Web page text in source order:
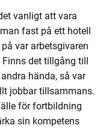
vanligt att vara
fast på ett hotell
var arbetsgivaren
det tillgång till
hända, så var
jobbar tillsammans.
för fortbildning
sin kompetens